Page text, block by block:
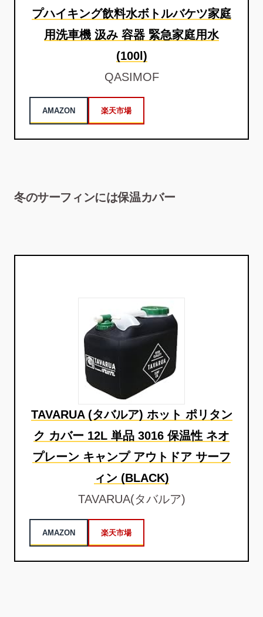
プハイキング飲料水ボトルバケツ家庭
用洗車機 汲み 容器 緊急家庭用水
(100l)
QASIMOF
AMAZON 楽天市場
冬のサーフィンには保温カバー
TAVARUA (タバルア) ホット ポリタン
ク カバー 12L 単品 3016 保温性 ネオ
プレーン キャンプ アウトドア サーフ
ィン (BLACK)
TAVARUA(タバルア)
AMAZON 楽天市場